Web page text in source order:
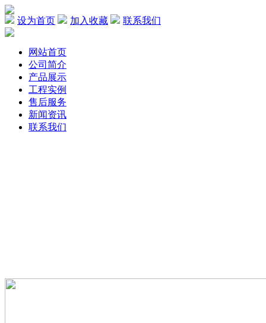
设为首页 加入收藏 联系我们
网站首页
公司简介
产品展示
工程实例
售后服务
新闻资讯
联系我们